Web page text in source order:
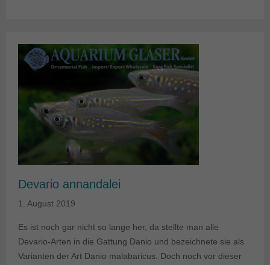
Devario annandalei
1. August 2019
Es ist noch gar nicht so lange her, da stellte man alle
Devario-Arten in die Gattung Danio und bezeichnete sie als
Varianten der Art Danio malabaricus. Doch noch vor dieser